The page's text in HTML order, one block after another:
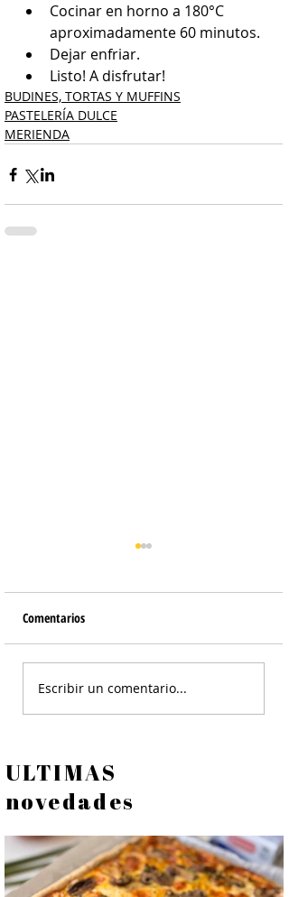
Cocinar en horno a 180°C
aproximadamente 60 minutos.
Dejar enfriar.
Listo! A disfrutar!
BUDINES, TORTAS Y MUFFINS
PASTELERÍA DULCE
MERIENDA
Peras en Almíbar
Comentarios
Escribir un comentario...
ULTIMAS
novedades